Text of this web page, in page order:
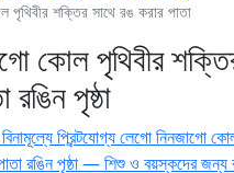
পৃথিবীর শক্তির সাথে রঙ করার পাতা
কোল পৃথিবীর
পৃষ্ঠা